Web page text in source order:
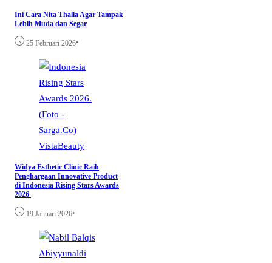
Ini Cara Nita Thalia Agar Tampak
Lebih Muda dan Segar
25 Februari 2026•
VistaBeauty
Widya Esthetic Clinic Raih
Penghargaan Innovative Product
di Indonesia Rising Stars Awards
2026
19 Januari 2026•